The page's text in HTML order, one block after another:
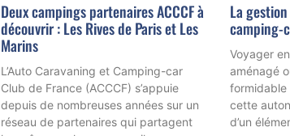
Deux campings partenaires ACCCF à
découvrir : Les Rives de Paris et Les
Marins
L’Auto Caravaning et Camping-car
Club de France (ACCCF) s’appuie
depuis de nombreuses années sur un
réseau de partenaires qui partagent
La
camping-
Voyager
aménagé
formidable
cette
d’un